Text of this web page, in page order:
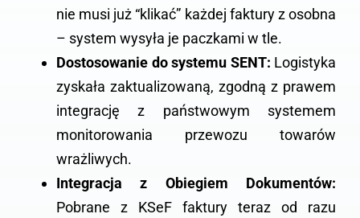
nie musi już “klikać” każdej faktury z osobna
– system wysyła je paczkami w tle.
Dostosowanie do systemu SENT: Logistyka
zyskała zaktualizowaną, zgodną z prawem
integrację z państwowym systemem
monitorowania przewozu towarów
wrażliwych.
Integracja z Obiegiem Dokumentów:
Pobrane z KSeF faktury teraz od razu